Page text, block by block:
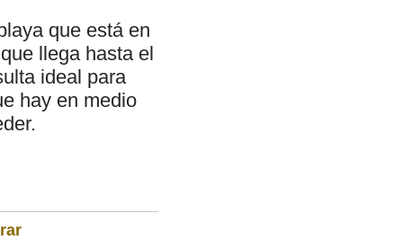
que está en
llega hasta el
ideal para
hay en medio